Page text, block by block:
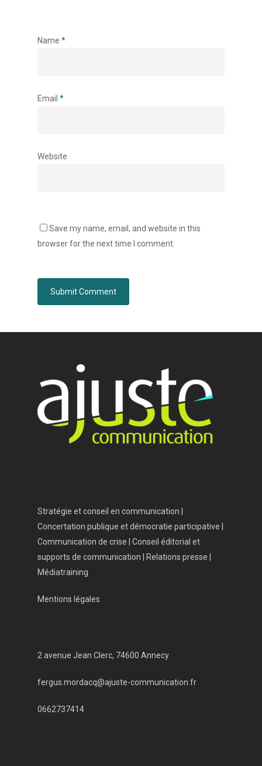
Name *
Email *
Website
Save my name, email, and website in this
browser for the next time I comment.
Stratégie et conseil en communication |
Concertation publique et démocratie participative |
Communication de crise | Conseil éditorial et
supports de communication | Relations presse |
Médiatraining
Mentions légales
2 avenue Jean Clerc, 74600 Annecy
fergus.mordacq@ajuste-communication.fr
0662737414
Contact